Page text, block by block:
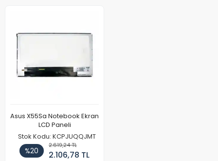
Asus X55Sa Notebook Ekran
LCD Paneli
Stok Kodu: KCPJUQQJMT
%20
2.619,24 TL
2.106,78 TL